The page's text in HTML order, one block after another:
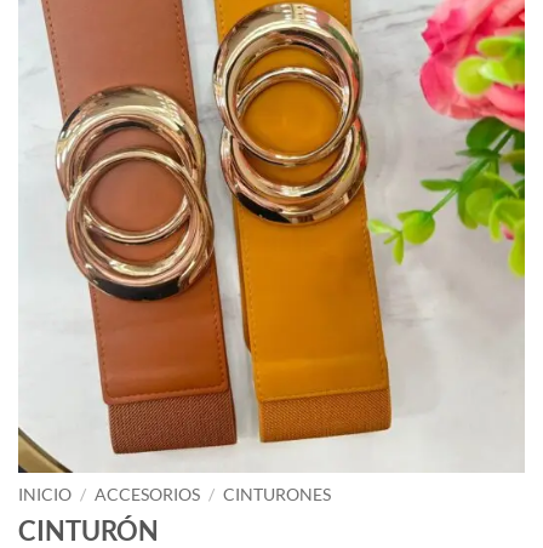
INICIO / ACCESORIOS / CINTURONES
CINTURÓN